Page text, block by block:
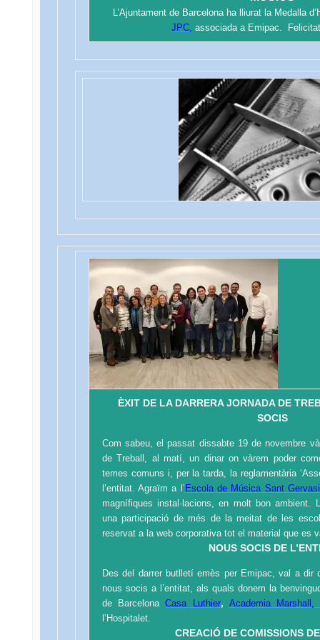
L’Ajuntament de Barcelona ha lliurat la Medalla
JPC, associada a Emipac.
ÈXIT DE LA DARRERA JORNADA DE
SOCIS
Com sabeu, el passat dissabte 19 de novembre
de Treball, al matí, un dinar on vàrem poder
temes comuns i, per la tarda, la reglamentària
l’entitat. Agraïm a l’ Escola de Música Sant Gervasi
magnífiques instal·lacions, en molt bon ambient.
una participació de més de la meitat de les
reservat a la web corporativa tot el material que es
NOUS SOCIS DE
Des del darrer butlletí emès per Emipac, val a dir
nous socis a l’entitat, als quals donem la
de BarcelonaCasa Luthier,Academia Marshall,
l’Hospitalet.
CREACIÓ DE COMISSIONS